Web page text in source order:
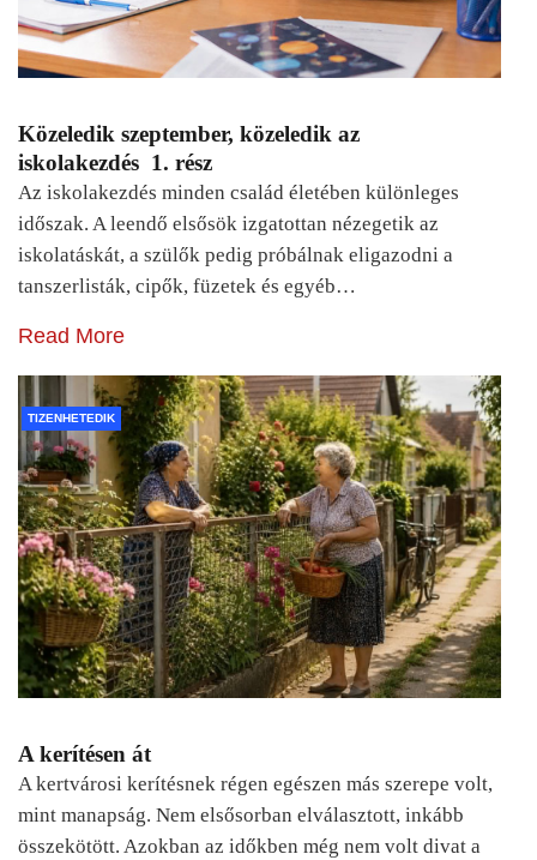
Közeledik szeptember, közeledik az
iskolakezdés 1. rész
Az iskolakezdés minden család életében különleges
időszak. A leendő elsősök izgatottan nézegetik az
iskolatáskát, a szülők pedig próbálnak eligazodni a
tanszerlisták, cipők, füzetek és egyéb…
Read More
TIZENHETEDIK
A kerítésen át
A kertvárosi kerítésnek régen egészen más szerepe volt,
mint manapság. Nem elsősorban elválasztott, inkább
összekötött. Azokban az időkben még nem volt divat a